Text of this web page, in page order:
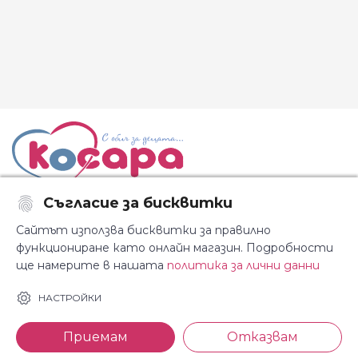
За Косара
За нас
Магазини
Общи условия
Декларация за
Съгласие за бисквитки
Сайтът използва бисквитки за правилно
функциониране като онлайн магазин. Подробности
ще намерите в нашата политика за лични данни
НАСТРОЙКИ
Приемам Отказвам